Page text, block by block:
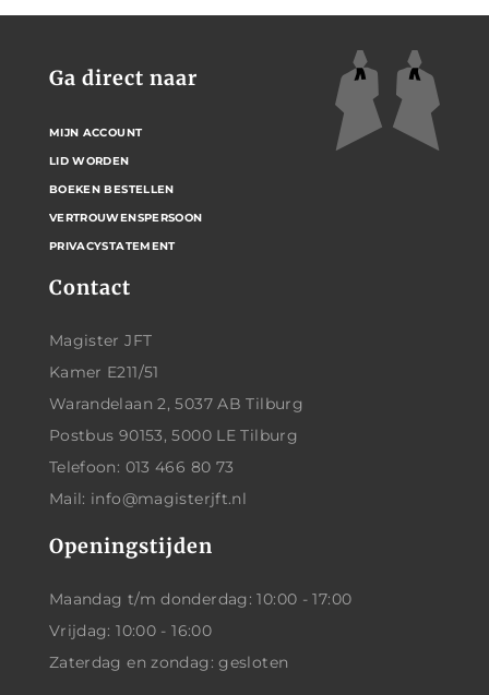
Contact
Magister JFT
Kamer E211/51
Warandelaan 2, 5037 AB Tilburg
Postbus 90153, 5000 LE Tilburg
Telefoon: 013 466 80 73
Mail: info@magisterjft.nl
Openingstijden
Maandag t/m donderdag: 10:00 - 17:00
Vrijdag: 10:00 - 16:00
Zaterdag en zondag: gesloten
Ga direct naar
MIJN ACCOUNT
LID WORDEN
BOEKEN BESTELLEN
VERTROUWENSPERSOON
PRIVACYSTATEMENT